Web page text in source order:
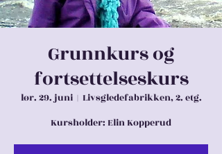
Grunnkurs og
fortsettelseskurs
lør. 29. juni
  |
Livsgledefabrikken, 2. etg.
Kursholder: Elin Kopperud